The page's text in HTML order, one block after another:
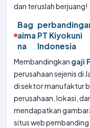
dan teruslah berjuang!
Bag
aima
na
PT Kiyokuni
Indonesia
Membandingkan gaji
perusahaan sejenis di
di sektor manufaktur
perusahaan, lokasi,
mendapatkan
situs web pembanding